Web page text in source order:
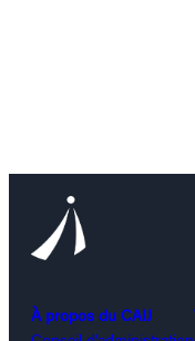
À propos du CAIJ